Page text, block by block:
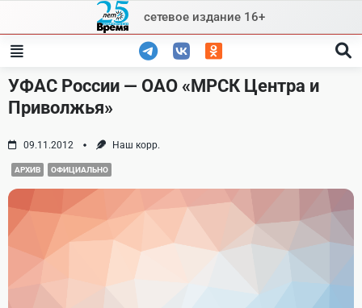
content
сетевое издание 16+
УФАС России — ОАО «МРСК Центра и
Приволжья»
09.11.2012 Наш корр.
АРХИВ ОФИЦИАЛЬНО